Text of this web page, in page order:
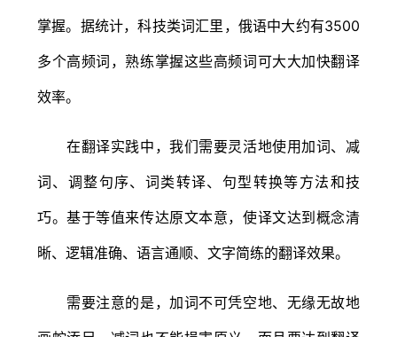
掌握。据统计，科技类词汇里，俄语中大约有3500
多个高频词，熟练掌握这些高频词可大大加快翻译
效率。
在翻译实践中，我们需要灵活地使用加词、减
词、调整句序、词类转译、句型转换等方法和技
巧。基于等值来传达原文本意，使译文达到概念清
晰、逻辑准确、语言通顺、文字简练的翻译效果。
需要注意的是，加词不可凭空地、无缘无故地